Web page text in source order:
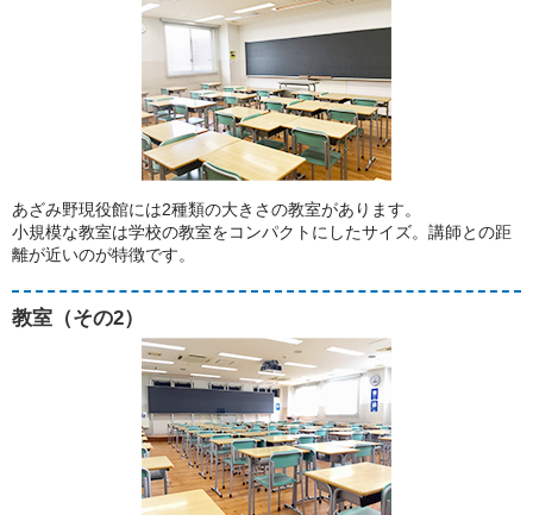
あざみ野現役館には2種類の大きさの教室があります。
小規模な教室は学校の教室をコンパクトにしたサイズ。講師との距
離が近いのが特徴です。
教室（その2）